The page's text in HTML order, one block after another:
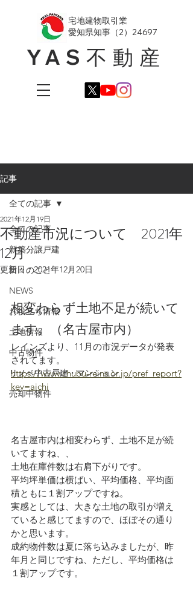
YAS不動産
​宅地建物取引業
愛知県知事（2）24697
記事
全ての記事
新築分譲戸建
日々のこと
NEWS
お役立ち情報
土地情報
中古物件
リノベ中古戸建・マンション
売却中物件
全ての記事
不動産市況について 2021年
12月
2021年12月19日
更新日：2021年12月20日
相変わらず土地不足が続いて
ます。（名古屋市内）
レインズより、11月の市況データが発表
されてます。
https://www.chubu-reins.or.jp/pref_report?
key=aichi
名古屋市内は相変わらず、土地不足が続
いてますね、、
土地在庫件数は右肩下がりです。
平均坪単価は横ばい、平均価格、平均面
積ともに１割アップですね。
実感としては、大きな土地の取引が増え
ていると感じてますので、ほぼその通り
かと思います。
成約物件数は夏に落ち込みましたが、昨
年月と同じですね、ただし、平均価格は
１割アップです。